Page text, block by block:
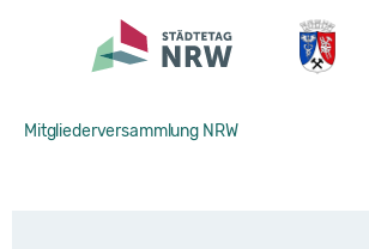
Skip to main navigation
Skip to main content
Skip to page footer
You are here:
Mitgliederversammlung NRW